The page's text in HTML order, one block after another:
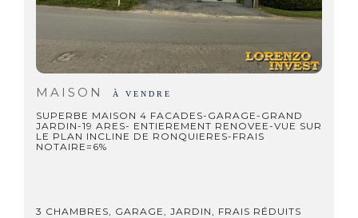
MAISON À VENDRE
SUPERBE MAISON 4 FACADES-GARAGE-GRAND
JARDIN-19 ARES- ENTIEREMENT RENOVEE-VUE SUR
LE PLAN INCLINE DE RONQUIERES-FRAIS
NOTAIRE=6%
3 CHAMBRES, GARAGE, JARDIN, FRAIS RÉDUITS